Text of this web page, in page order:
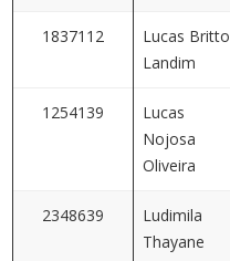
1837112
Lucas Britto
Landim
1254139
Lucas
Nojosa
Oliveira
2348639
Ludimila
Thayane